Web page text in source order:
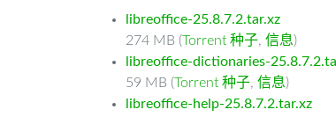
libreoffice-25.8.7.2.tar.xz
274 MB (Torrent 种子, 信息)
libreoffice-dictionaries-
59 MB (Torrent 种子, 信息)
libreoffice-help-25.8.7.2.tar.xz